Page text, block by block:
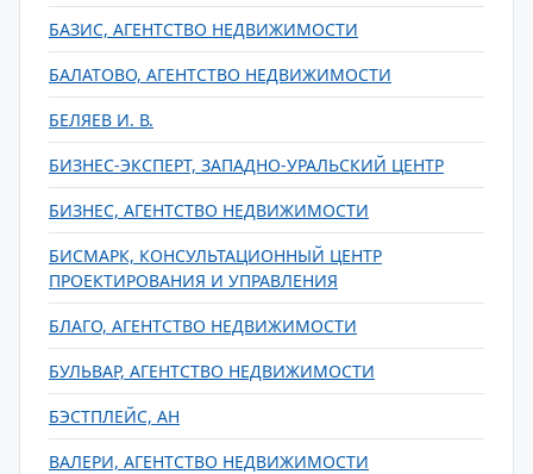
БАЗИС, АГЕНТСТВО НЕДВИЖИМОСТИ
БАЛАТОВО, АГЕНТСТВО НЕДВИЖИМОСТИ
БЕЛЯЕВ И. В.
БИЗНЕС-ЭКСПЕРТ, ЗАПАДНО-УРАЛЬСКИЙ ЦЕНТР
БИЗНЕС, АГЕНТСТВО НЕДВИЖИМОСТИ
БИСМАРК, КОНСУЛЬТАЦИОННЫЙ ЦЕНТР
ПРОЕКТИРОВАНИЯ И УПРАВЛЕНИЯ
БЛАГО, АГЕНТСТВО НЕДВИЖИМОСТИ
БУЛЬВАР, АГЕНТСТВО НЕДВИЖИМОСТИ
БЭСТПЛЕЙС, АН
ВАЛЕРИ, АГЕНТСТВО НЕДВИЖИМОСТИ